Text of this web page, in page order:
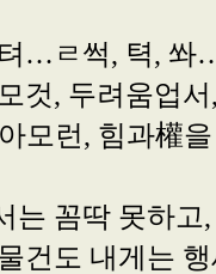
, 텨…ㄹ
아모것,
, 아모런, 힘
와서는
물건도 내